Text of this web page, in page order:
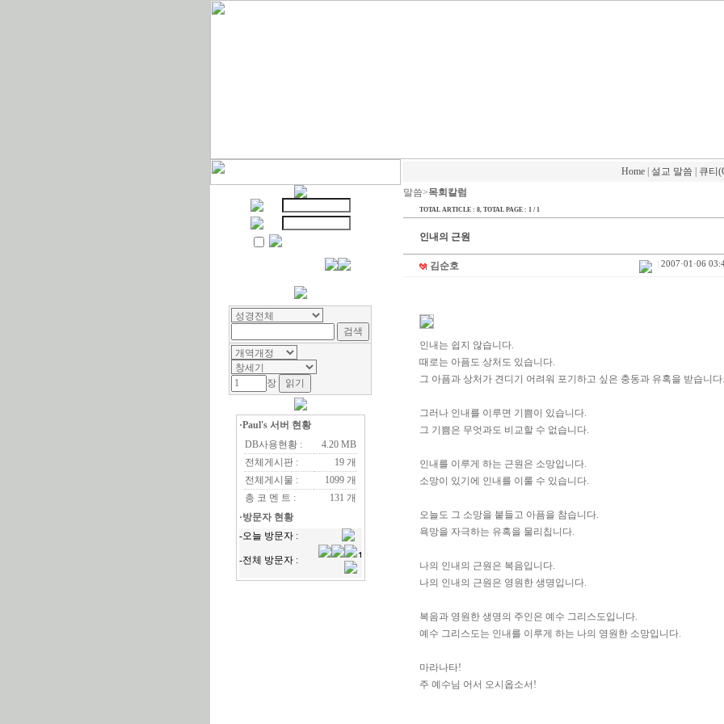
Home| 설교 말씀 큐티
장
·Paul's 서버 현황
DB사용현황 :
4.20 MB
전체게시판 :
19 개
전체게시물 :
1099 개
총 코 멘 트 :
131 개
·방문자 현황
말씀>목회칼럼
TOTAL ARTICLE : 8, TOTAL PAGE : 1 / 1
인내의 근원
김순호 2007·01·06
인내는 쉽지 않습니다.
때로는 아픔도 상처도 있습니다.
그 아픔과 상처가 견디기 어려워 포기하고 싶은 충동과 유혹을 받습니다.
그러나 인내를 이루면 기쁨이 있습니다.
그 기쁨은 무엇과도 비교할 수 없습니다.
인내를 이루게 하는 근원은 소망입니다.
소망이 있기에 인내를 이룰 수 있습니다.
오늘도 그 소망을 붙들고 아픔을 참습니다.
욕망을 자극하는 유혹을 물리칩니다.
나의 인내의 근원은 복음입니다.
나의 인내의 근원은 영원한 생명입니다.
복음과 영원한 생명의 주인은 예수 그리스도입니다.
예수 그리스도는 인내를 이루게 하는 나의 영원한 소망입니다.
마라나타!
주 예수님 어서 오시옵소서!